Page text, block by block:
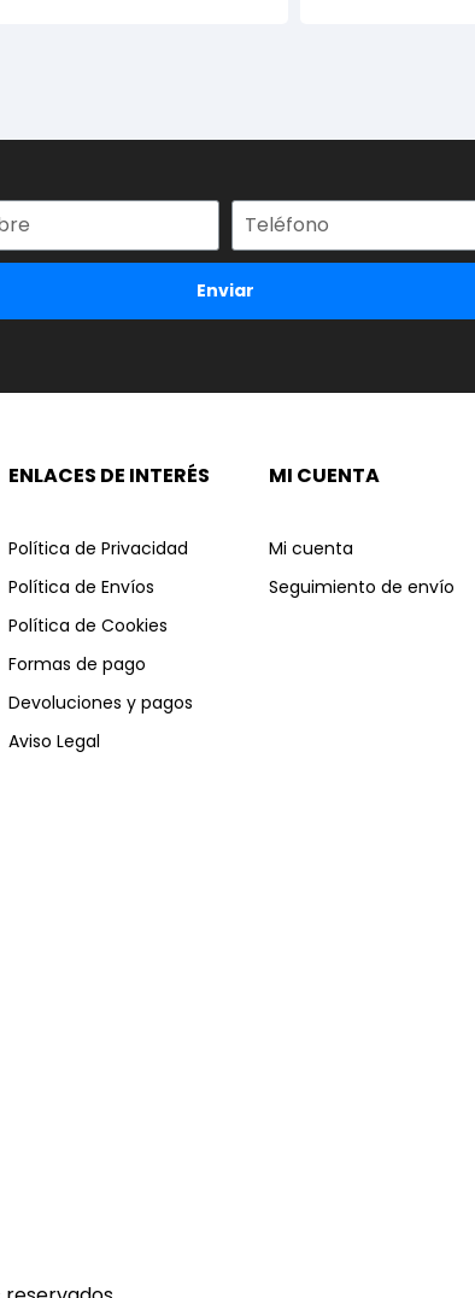
Enviar
ENLACES DE INTERÉS
Política de Privacidad
Política de Envíos
Política de Cookies
Formas de pago
Devoluciones y pagos
Aviso Legal
MI CUENTA
Mi cuenta
Seguimiento de envío